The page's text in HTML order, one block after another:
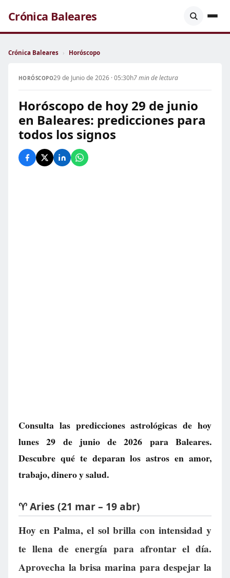
Crónica Baleares
Crónica Baleares › Horóscopo
HORÓSCOPO29 de Junio de 2026 · 05:30h7 min de lectura
Horóscopo de hoy 29 de junio
en Baleares: predicciones para
todos los signos
Consulta las predicciones astrológicas de hoy
lunes 29 de junio de 2026 para Baleares.
Descubre qué te deparan los astros en amor,
trabajo, dinero y salud.
♈ Aries (21 mar – 19 abr)
Hoy en Palma, el sol brilla con intensidad y
te llena de energía para afrontar el día.
Aprovecha la brisa marina para despejar la